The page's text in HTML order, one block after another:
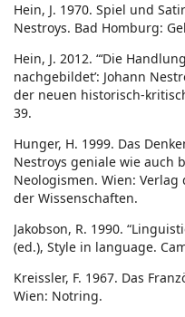
Hein, J. 1970. Spiel und
Nestroys. Bad Homburg:
Hein, J. 2012. “‘Die
nachgebildet’: Johann
der neuen historisch-
39.
Hunger, H. 1999. Das
Nestroys geniale wie auch
Neologismen. Wien:
der Wissenschaften.
Jakobson, R. 1990.
(ed.), Style in language.
Kreissler, F. 1967. Das
Wien: Notring.